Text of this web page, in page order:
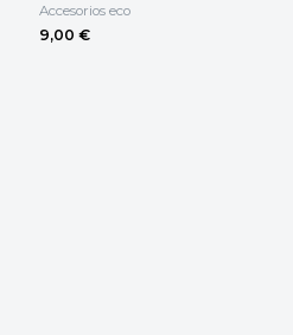
Accesorios eco
9,00 €